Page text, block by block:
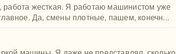
работа жесткая. Я работаю машинистом уже
Да, смены плотные, пашем, конечн...